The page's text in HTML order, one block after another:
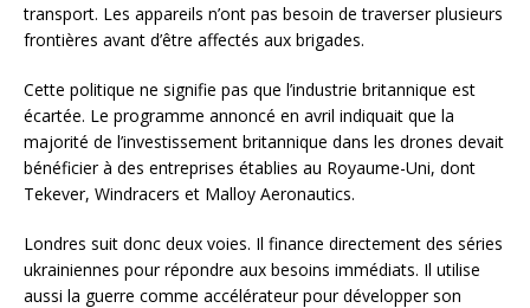
transport. Les appareils n’ont pas besoin de traverser plusieurs
frontières avant d’être affectés aux brigades.
Cette politique ne signifie pas que l’industrie britannique est
écartée. Le programme annoncé en avril indiquait que la
majorité de l’investissement britannique dans les drones devait
bénéficier à des entreprises établies au Royaume-Uni, dont
Tekever, Windracers et Malloy Aeronautics.
Londres suit donc deux voies. Il finance directement des séries
ukrainiennes pour répondre aux besoins immédiats. Il utilise
aussi la guerre comme accélérateur pour développer son